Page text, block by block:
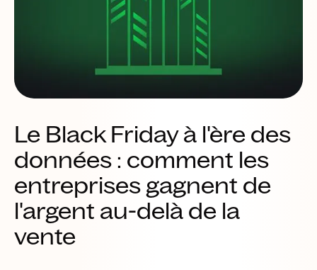
Le Black Friday à l'ère des
données : comment les
entreprises gagnent de
l'argent au-delà de la
vente